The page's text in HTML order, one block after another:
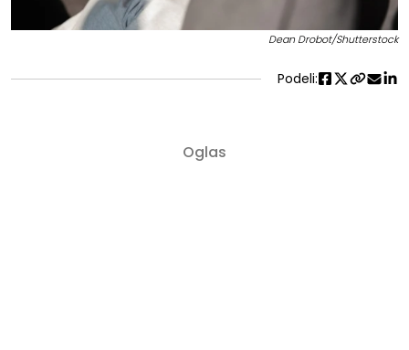
Dean Drobot/Shutterstock
Podeli: